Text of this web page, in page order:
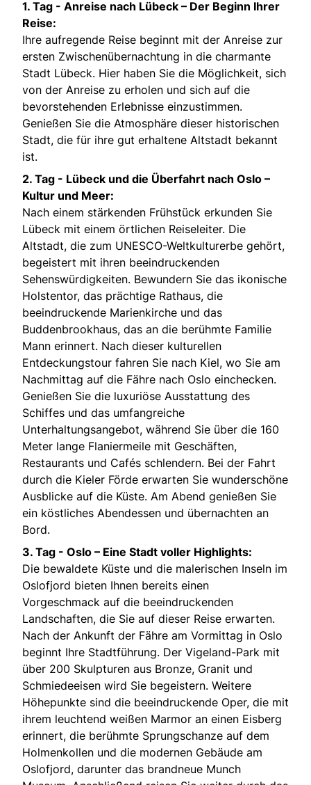
1. Tag - Anreise nach Lübeck – Der Beginn Ihrer
Reise:
Ihre aufregende Reise beginnt mit der Anreise zur
ersten Zwischenübernachtung in die charmante
Stadt Lübeck. Hier haben Sie die Möglichkeit, sich
von der Anreise zu erholen und sich auf die
bevorstehenden Erlebnisse einzustimmen.
Genießen Sie die Atmosphäre dieser historischen
Stadt, die für ihre gut erhaltene Altstadt bekannt
ist.
2. Tag - Lübeck und die Überfahrt nach Oslo –
Kultur und Meer:
Nach einem stärkenden Frühstück erkunden Sie
Lübeck mit einem örtlichen Reiseleiter. Die
Altstadt, die zum UNESCO-Weltkulturerbe gehört,
begeistert mit ihren beeindruckenden
Sehenswürdigkeiten. Bewundern Sie das ikonische
Holstentor, das prächtige Rathaus, die
beeindruckende Marienkirche und das
Buddenbrookhaus, das an die berühmte Familie
Mann erinnert. Nach dieser kulturellen
Entdeckungstour fahren Sie nach Kiel, wo Sie am
Nachmittag auf die Fähre nach Oslo einchecken.
Genießen Sie die luxuriöse Ausstattung des
Schiffes und das umfangreiche
Unterhaltungsangebot, während Sie über die 160
Meter lange Flaniermeile mit Geschäften,
Restaurants und Cafés schlendern. Bei der Fahrt
durch die Kieler Förde erwarten Sie wunderschöne
Ausblicke auf die Küste. Am Abend genießen Sie
ein köstliches Abendessen und übernachten an
Bord.
3. Tag - Oslo – Eine Stadt voller Highlights:
Die bewaldete Küste und die malerischen Inseln im
Oslofjord bieten Ihnen bereits einen
Vorgeschmack auf die beeindruckenden
Landschaften, die Sie auf dieser Reise erwarten.
Nach der Ankunft der Fähre am Vormittag in Oslo
beginnt Ihre Stadtführung. Der Vigeland-Park mit
über 200 Skulpturen aus Bronze, Granit und
Schmiedeeisen wird Sie begeistern. Weitere
Höhepunkte sind die beeindruckende Oper, die mit
ihrem leuchtend weißen Marmor an einen Eisberg
erinnert, die berühmte Sprungschanze auf dem
Holmenkollen und die modernen Gebäude am
Oslofjord, darunter das brandneue Munch